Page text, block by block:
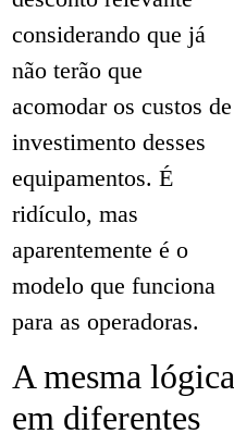
considerando que já
não terão que
acomodar os custos de
investimento desses
equipamentos. É
ridículo, mas
aparentemente é o
modelo que funciona
para as operadoras.
A mesma lógica
em diferentes